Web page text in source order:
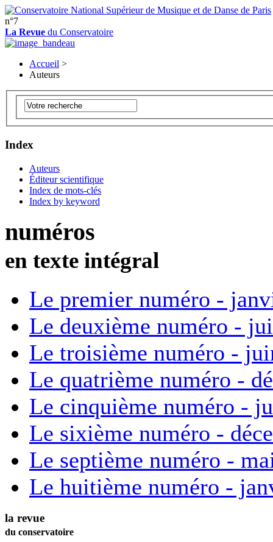
n°7
La Revue du Conservatoire
Accueil >
Auteurs
Index
Auteurs
Éditeur scientifique
Index de mots-clés
Index by keyword
numéros
en texte intégral
Le premier numéro -
Le deuxième numéro -
Le troisième numéro -
Le quatrième numéro -
Le cinquième numéro -
Le sixième numéro -
Le septième numéro -
Le huitième numéro -
la revue
du conservatoire